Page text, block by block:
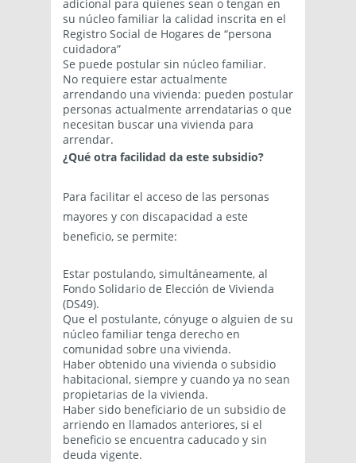
adicional para quienes sean o tengan en
su núcleo familiar la calidad inscrita en el
Registro Social de Hogares de “persona
cuidadora”
Se puede postular sin núcleo familiar.
No requiere estar actualmente
arrendando una vivienda: pueden postular
personas actualmente arrendatarias o que
necesitan buscar una vivienda para
arrendar.
¿Qué otra facilidad da este subsidio?
Para facilitar el acceso de las personas
mayores y con discapacidad a este
beneficio, se permite:
Estar postulando, simultáneamente, al
Fondo Solidario de Elección de Vivienda
(DS49).
Que el postulante, cónyuge o alguien de su
núcleo familiar tenga derecho en
comunidad sobre una vivienda.
Haber obtenido una vivienda o subsidio
habitacional, siempre y cuando ya no sean
propietarias de la vivienda.
Haber sido beneficiario de un subsidio de
arriendo en llamados anteriores, si el
beneficio se encuentra caducado y sin
deuda vigente.